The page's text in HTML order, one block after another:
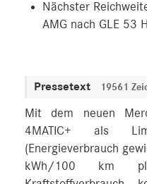
Nächster
AMG nach GLE 53
Pressetext 19561
Mit dem neuen
4MATIC+ als
(Energieverbrauch
kWh/100 km